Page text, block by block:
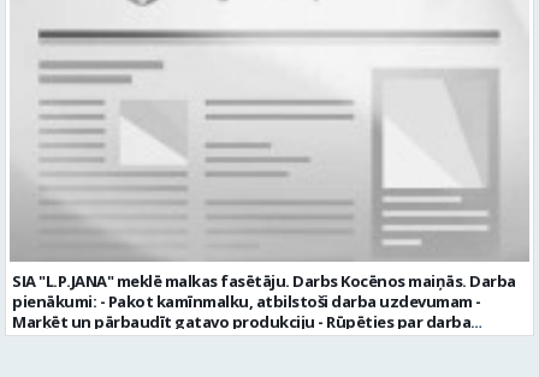
plkst. 16.20 un 2.dežūra no plkst. 12.50-21.00) darba samaksu sākot no
1100 līdz 1250 EUR (pirms nodokļu nomaksas) pilnas sociālās
garantijas veselības apdrošināšanas iespējas dinamisku un
profesionālu darba vidi apmācību pirms darba pienākumu
uzsākšanas CV ar norādi vakancei „dispečers Valmierā” iesniegt līdz
2026. gada 21. augustam (ieskaitot): sūtot elektroniski uz info@vtu-
valmiera.lv personīgi SIA „VTU Valmiera”, Reģ.nr. 40003004220,
„Brandeļi”, Brandeļi, Kocēnu pagasts, Valmieras novads, personāla
daļā darba dienās no plkst. 13:00 līdz 16:00. 2 nedēļu laikā pēc
konkursa termiņa beigām sazināsimies ar pretendentiem, kuri tiks
aicināti uz tikšanos klātienē. Informācijai: 29231565 * Iesniegtos
personas datus SIA “VTU VALMIERA” izmantos, lai konkursa kārtībā
noteiktu vakancei atbilstošāko kandidātu. Ja kandidāts vēlas, lai
viņa personas dati tiktu saglabāti SIA “VTU VALMIERA” iekšējā datu
bāzē ar mērķi tos apstrādāt citos SIA “VTU VALMIERA” personāla
atlases konkursos, tad pieteikumā vakancei lūdzam kandidātam
SIA "L.P.JANA" meklē malkas fasētāju. Darbs Kocēnos maiņās. Darba
pienākumi: - Pakot kamīnmalku, atbilstoši darba uzdevumam -
Marķēt un pārbaudīt gatavo produkciju - Rūpēties par darba
kvalitāti un kārtību darba vietā Prasības kandidātiem: - Laba fiziskā